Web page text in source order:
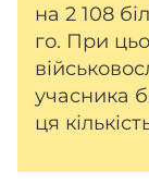
на 2 108
го. При
учасника
ця